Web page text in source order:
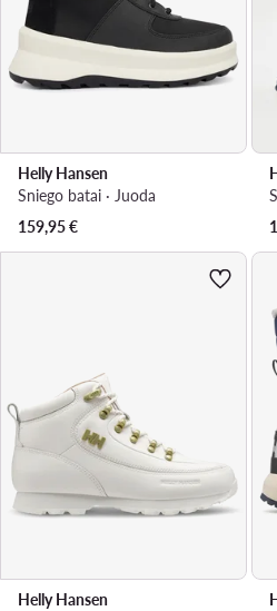
Helly Hansen
Sniego batai · Juoda
159,95€
Helly Hansen